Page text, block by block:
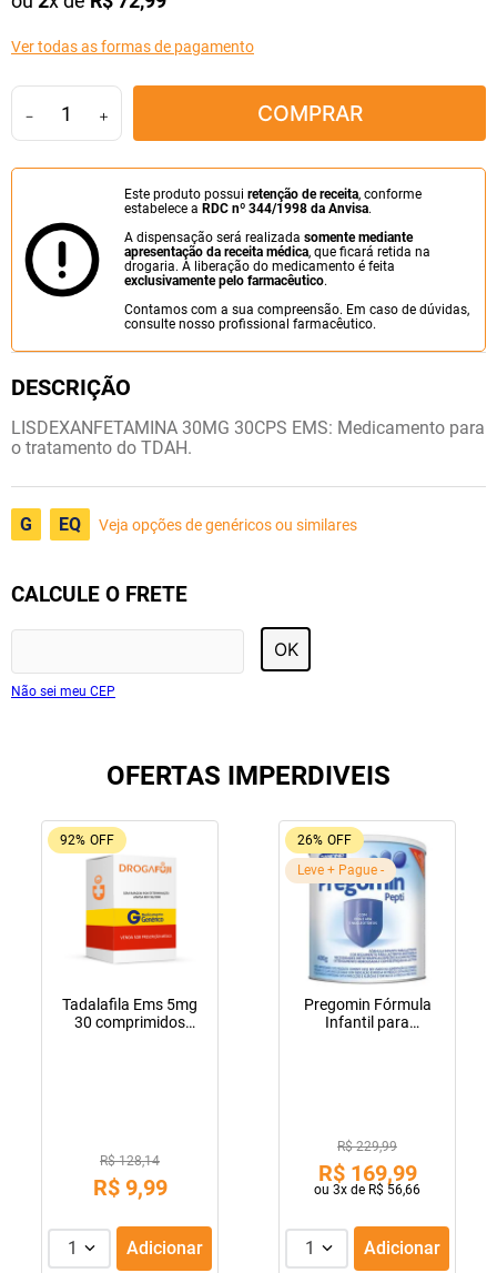
Ver todas as formas de pagamento
＋
－ COMPRAR
Este produto possui retenção de receita, conforme
estabelece a RDC nº 344/1998 da Anvisa.
A dispensação será realizada somente mediante
apresentação da receita médica, que ficará retida na
drogaria. A liberação do medicamento é feita
exclusivamente pelo farmacêutico.
Contamos com a sua compreensão. Em caso de dúvidas,
consulte nosso profissional farmacêutico.
LISDEXANFETAMINA 30MG 30CPS EMS: Medicamento para
o tratamento do TDAH.
G EQ Veja opções de genéricos ou similares
CALCULE O FRETE
OK
Não sei meu CEP
OFERTAS IMPERDIVEIS
92% OFF
Tadalafila Ems 5mg
30 comprimidos
R$ 128,14
R$ 9,99
1 Adicionar
26% OFF
Leve + Pague -
Pregomin Fórmula
Infantil para
R$ 229,99
R$ 169,99
ou 3x de R$ 56,66
1 Adicionar